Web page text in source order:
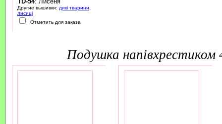
Другие вышивки: дикі тварини
лисиці
Отметить для заказа
подушка